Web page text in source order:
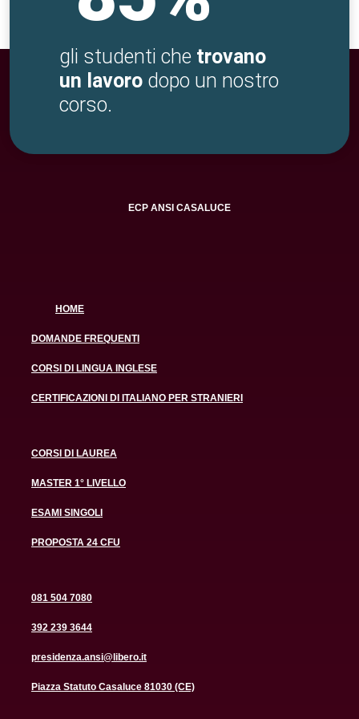
gli studenti che trovano
un lavoro dopo un nostro
corso.
ECP ANSI CASALUCE
HOME
DOMANDE FREQUENTI
CORSI DI LINGUA INGLESE
CERTIFICAZIONI DI ITALIANO PER STRANIERI
CORSI DI LAUREA
MASTER 1° LIVELLO
ESAMI SINGOLI
PROPOSTA 24 CFU
081 504 7080
392 239 3644
presidenza.ansi@libero.it
Piazza Statuto Casaluce 81030 (CE)